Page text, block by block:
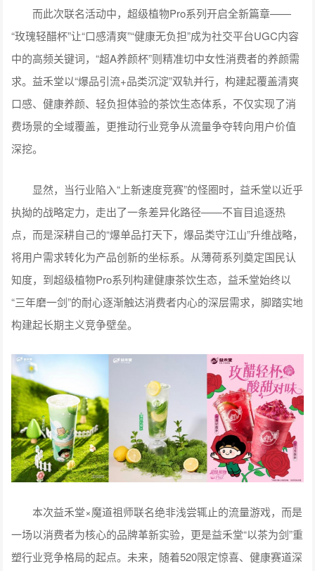
而此次联名活动中，超级植物Pro系列开启全新篇章——
“玫瑰轻醋杯”让“口感清爽”“健康无负担”成为社交平台UGC内容
中的高频关键词，“超A养颜杯”则精准切中女性消费者的养颜需
求。益禾堂以“爆品引流+品类沉淀”双轨并行，构建起覆盖清爽
口感、健康养颜、轻负担体验的茶饮生态体系，不仅实现了消
费场景的全域覆盖，更推动行业竞争从流量争夺转向用户价值
深挖。
显然，当行业陷入“上新速度竞赛”的怪圈时，益禾堂以近乎
执拗的战略定力，走出了一条差异化路径——不盲目追逐热
点，而是深耕自己的“爆单品打天下，爆品类守江山”升维战略，
将用户需求转化为产品创新的坐标系。从薄荷系列奠定国民认
知度，到超级植物Pro系列构建健康茶饮生态，益禾堂始终以
“三年磨一剑”的耐心逐渐触达消费者内心的深层需求，脚踏实地
构建起长期主义竞争壁垒。
本次益禾堂×魔道祖师联名绝非浅尝辄止的流量游戏，而是
一场以消费者为核心的品牌革新实验，更是益禾堂“以茶为剑”重
塑行业竞争格局的起点。未来，随着520限定惊喜、健康赛道深